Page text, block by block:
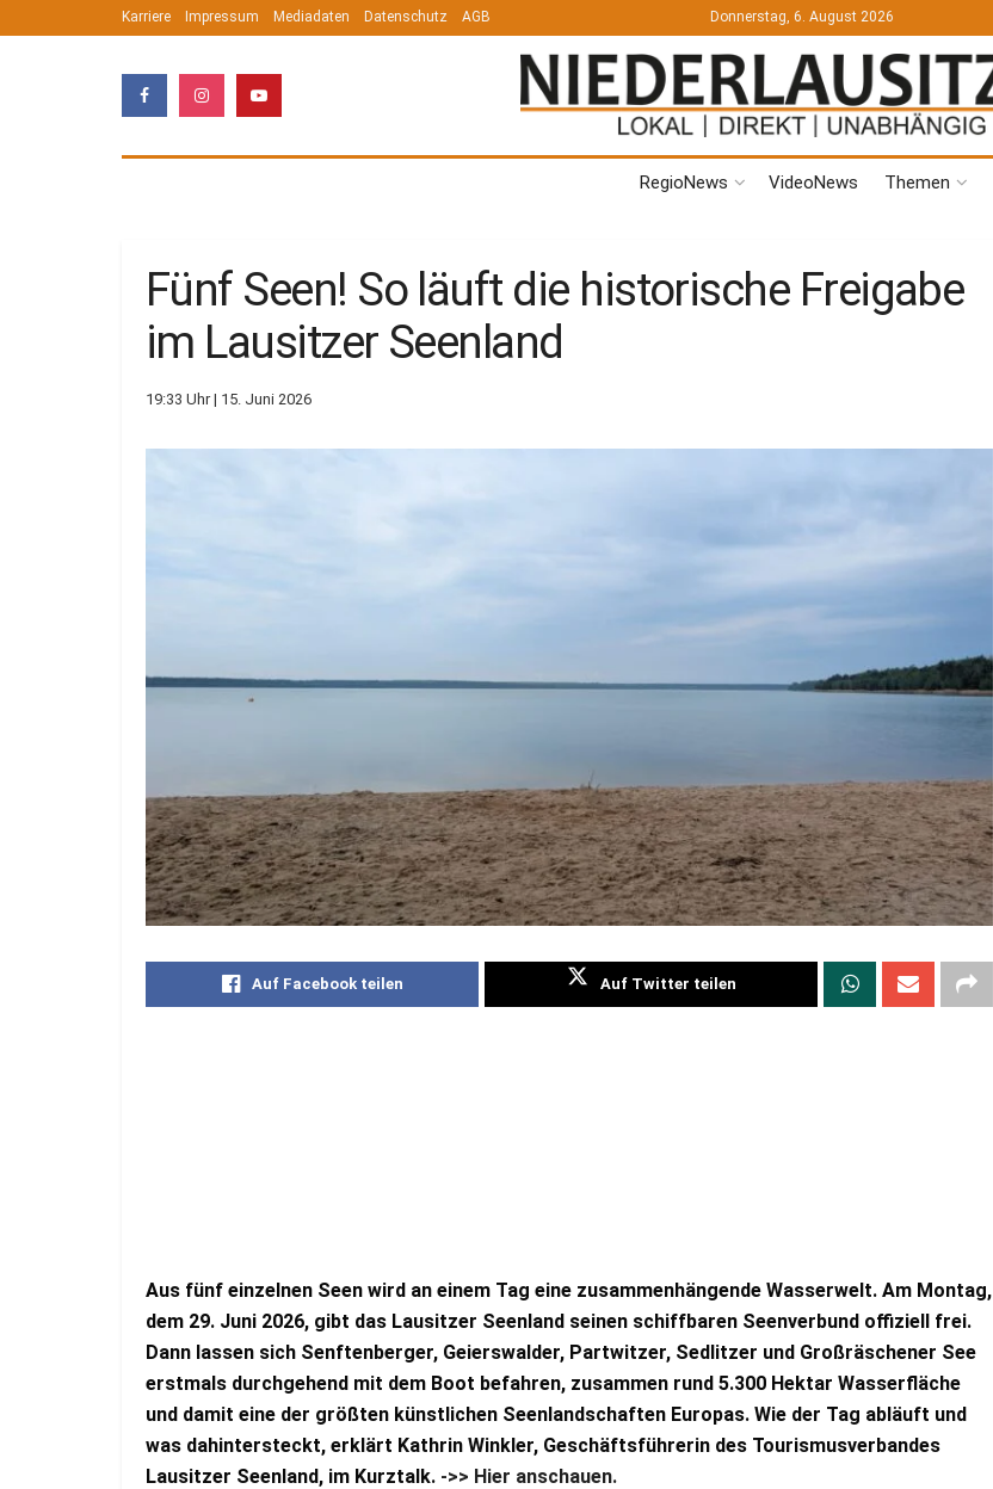
Karriere Impressum Mediadaten Datenschutz AGB Donnerstag, 6. August 2026
RegioNews VideoNews Themen
Fünf Seen! So läuft die historische Freigabe
im Lausitzer Seenland
19:33 Uhr | 15. Juni 2026
Auf Facebook teilen Auf Twitter teilen
Aus fünf einzelnen Seen wird an einem Tag eine zusammenhängende Wasserwelt. Am Montag,
dem 29. Juni 2026, gibt das Lausitzer Seenland seinen schiffbaren Seenverbund offiziell frei.
Dann lassen sich Senftenberger, Geierswalder, Partwitzer, Sedlitzer und Großräschener See
erstmals durchgehend mit dem Boot befahren, zusammen rund 5.300 Hektar Wasserfläche
und damit eine der größten künstlichen Seenlandschaften Europas. Wie der Tag abläuft und
was dahintersteckt, erklärt Kathrin Winkler, Geschäftsführerin des Tourismusverbandes
Lausitzer Seenland, im Kurztalk. ->> Hier anschauen.